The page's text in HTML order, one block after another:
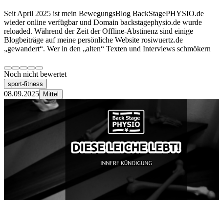
Seit April 2025 ist mein BewegungsBlog BackStagePHYSIO.de
wieder online verfügbar und Domain backstagephysio.de wurde
reloaded. Während der Zeit der Offline-Abstinenz sind einige
Blogbeiträge auf meine persönliche Website rosiwuertz.de
„gewandert“. Wer in den „alten“ Texten und Interviews schmökern
Noch nicht bewertet
sport-fitness
08.09.2025 Mittel